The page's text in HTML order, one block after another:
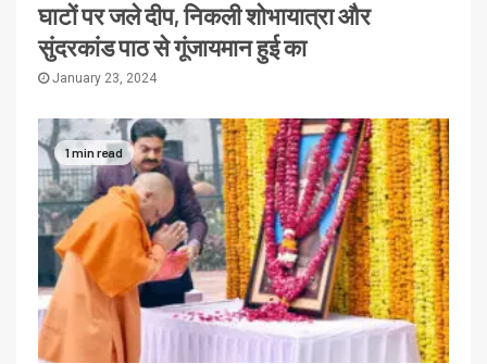
घाटों पर जले दीप, निकली शोभायात्रा और
सुंदरकांड पाठ से गूंजायमान हुई का
January 23, 2024
1 min read